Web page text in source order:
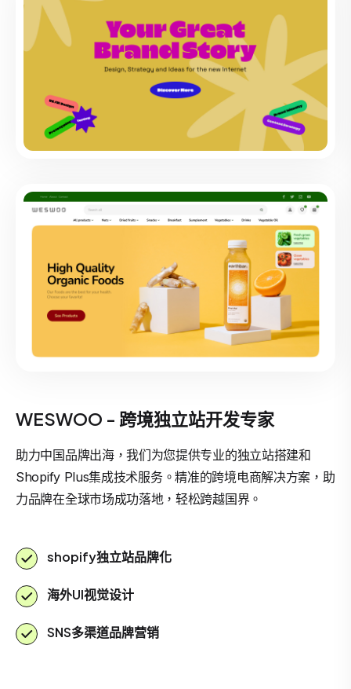
WESWOO - 跨境独立站开发专家
助力中国品牌出海，我们为您提供专业的独立站搭建和
Shopify Plus集成技术服务。精准的跨境电商解决方案，助
力品牌在全球市场成功落地，轻松跨越国界。
shopify独立站品牌化
海外UI视觉设计
SNS多渠道品牌营销